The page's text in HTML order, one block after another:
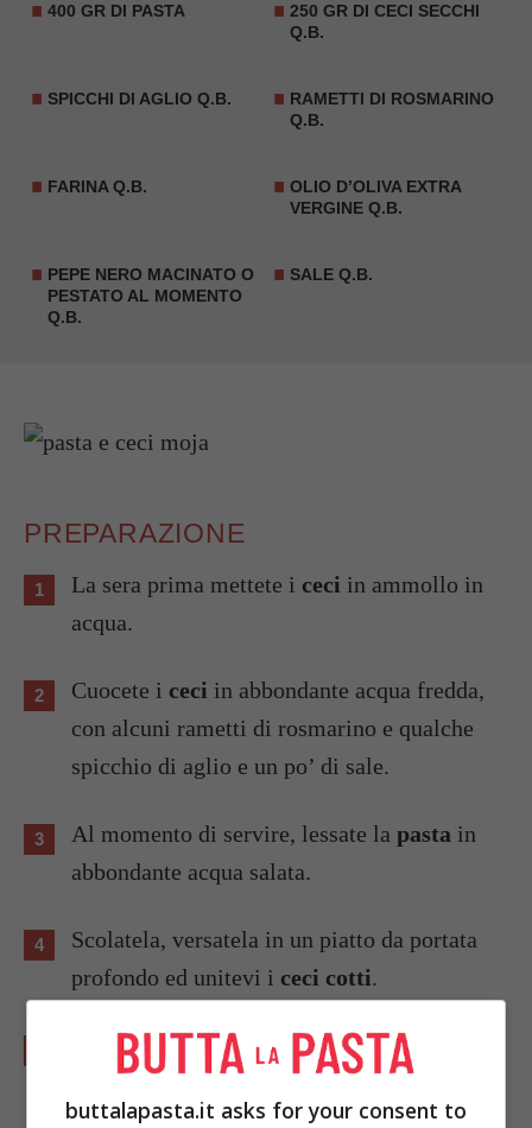
400 GR DI PASTA
250 GR DI CECI SECCHI
Q.B.
SPICCHI DI AGLIO Q.B.
RAMETTI DI ROSMARINO
Q.B.
FARINA Q.B.
OLIO D’OLIVA EXTRA
VERGINE Q.B.
PEPE NERO MACINATO O
PESTATO AL MOMENTO
Q.B.
SALE Q.B.
PREPARAZIONE
La sera prima mettete i ceci in ammollo in
acqua.
Cuocete i ceci in abbondante acqua fredda,
con alcuni rametti di rosmarino e qualche
spicchio di aglio e un po’ di sale.
Al momento di servire, lessate la pasta in
abbondante acqua salata.
Scolatela, versatela in un piatto da portata
profondo ed unitevi i ceci cotti.
Condite con abbondante olio d’oliva extra
vergine ed una bella spolverata di pepe.
buttalapasta.it asks for your consent to